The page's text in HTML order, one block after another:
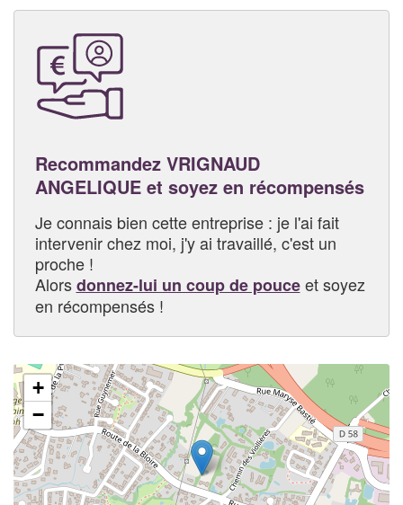
Recommandez VRIGNAUD
ANGELIQUE et soyez en récompensés
Je connais bien cette entreprise : je l'ai fait
intervenir chez moi, j'y ai travaillé, c'est un
proche !
Alorsdonnez-lui un coup de pouceet soyez
en récompensés !
+
−